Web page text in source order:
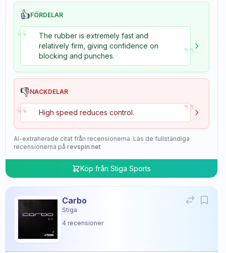
👍FÖRDELAR
“
The rubber is extremely fast and
relatively firm, giving confidence on
blocking and punches.
”
👎NACKDELAR
“ High speed reduces control. ”
AI-extraherade citat från recensionerna. Läs de fullständiga
recensionerna på revspin.net
Köp från Stiga Sports
Carbo
Stiga
4 recensioner